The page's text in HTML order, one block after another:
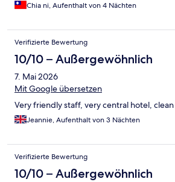
Chia ni, Aufenthalt von 4 Nächten
Verifizierte Bewertung
10/10 – Außergewöhnlich
7. Mai 2026
Mit Google übersetzen
Very friendly staff, very central hotel,
Jeannie, Aufenthalt von 3 Nächten
Verifizierte Bewertung
10/10 – Außergewöhnlich